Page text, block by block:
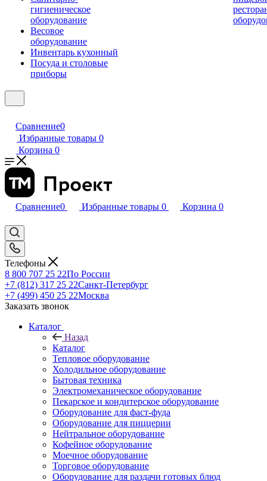
гигиеническое
оборудование
Весовое
оборудование
Инвентарь кухонный
Посуда и столовые
приборы
Сравнение0
Избранные товары 0
Корзина 0
Сравнение0 Избранные товары 0 Корзина 0
Телефоны
8 800 707 25 22По России
+7 (812) 317 25 22Санкт-Петербург
+7 (499) 450 25 22Москва
Заказать звонок
Каталог
Назад
Каталог
Тепловое оборудование
Холодильное оборудование
Бытовая техника
Электромеханическое оборудование
Пекарское и кондитерское оборудование
Оборудование для фаст-фуда
Оборудование для пиццерии
Нейтральное оборудование
Кофейное оборудование
Моечное оборудование
Торговое оборудование
Оборудование для раздачи готовых блюд